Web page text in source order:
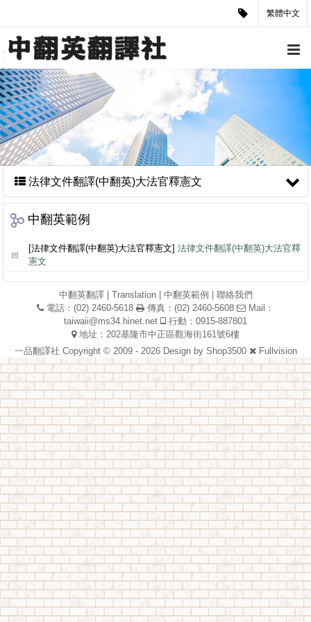
繁體中文
法律文件翻譯(中翻英)大法官釋憲文
中翻英範例
[法律文件翻譯(中翻英)大法官釋憲文] 法律文件翻譯(中翻英)大法官釋
憲文
中翻英翻譯| Translation| 中翻英範例
聯絡我們
電話：(02) 2460-5618
傳真：(02) 2460-5608
Mail：
taiwaii@ms34.hinet.net
行動：0915-887801
地址：202基隆市中正區觀海街161號6樓
一品翻譯社 Copyright © 2009 - 2026 Design by Shop3500 Fullvision